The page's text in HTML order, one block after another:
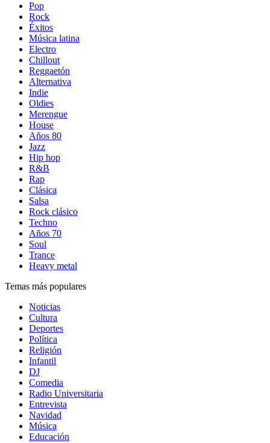
Pop
Rock
Éxitos
Música latina
Electro
Chillout
Reggaetón
Alternativa
Indie
Oldies
Merengue
House
Años 80
Jazz
Hip hop
R&B
Rap
Clásica
Salsa
Rock clásico
Techno
Años 70
Soul
Trance
Heavy metal
Temas más populares
Noticias
Cultura
Deportes
Política
Religión
Infantil
DJ
Comedia
Radio Universitaria
Entrevista
Navidad
Música
Educación